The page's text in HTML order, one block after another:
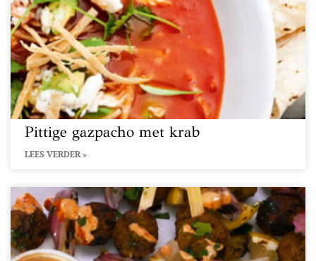
Pittige gazpacho met krab
LEES VERDER »